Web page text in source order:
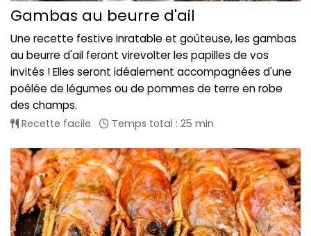
Gambas au beurre d'ail
Une recette festive inratable et goûteuse, les gambas
au beurre d'ail feront virevolter les papilles de vos
invités ! Elles seront idéalement accompagnées d'une
poêlée de légumes ou de pommes de terre en robe
des champs.
Recette facile Temps total : 25 min